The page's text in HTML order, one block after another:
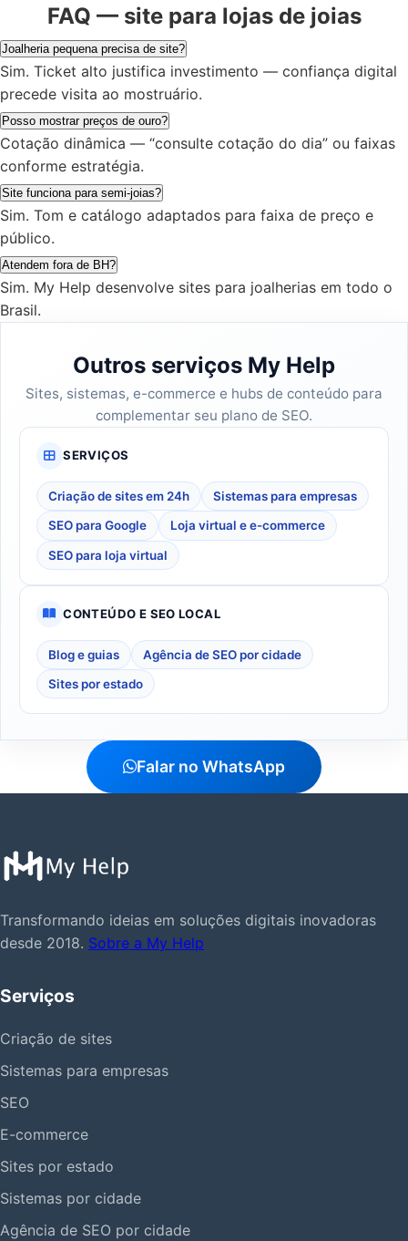
FAQ — site para lojas de joias
Joalheria pequena precisa de site?
Sim. Ticket alto justifica investimento — confiança digital
precede visita ao mostruário.
Posso mostrar preços de ouro?
Cotação dinâmica — “consulte cotação do dia” ou faixas
conforme estratégia.
Site funciona para semi-joias?
Sim. Tom e catálogo adaptados para faixa de preço e
público.
Atendem fora de BH?
Sim. My Help desenvolve sites para joalherias em todo o
Brasil.
Outros serviços My Help
Sites, sistemas, e-commerce e hubs de conteúdo para
complementar seu plano de SEO.
SERVIÇOS
Criação de sites em 24h Sistemas para empresas
SEO para Google Loja virtual e e-commerce
SEO para loja virtual
CONTEÚDO E SEO LOCAL
Blog e guias Agência de SEO por cidade
Sites por estado
Falar no WhatsApp
Transformando ideias em soluções digitais inovadoras
desde 2018. Sobre a My Help
Serviços
Criação de sites
Sistemas para empresas
SEO
E-commerce
Sites por estado
Sistemas por cidade
Agência de SEO por cidade